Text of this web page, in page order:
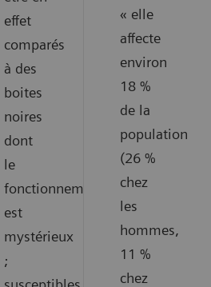
effet
comparés
à des
boites
noires
dont
le
fonctionnement
est
mystérieux
;
« elle
affecte
environ
18 %
de la
population
(26 %
chez
les
hommes,
11 %
chez